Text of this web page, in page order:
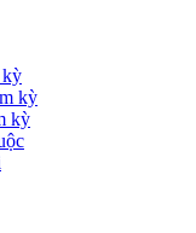
kỳ
kỳ
kỳ